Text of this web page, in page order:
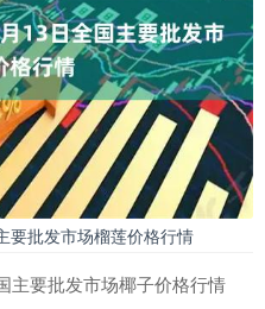
要批发市场榴莲价格行情
主要批发市场椰子价格行情